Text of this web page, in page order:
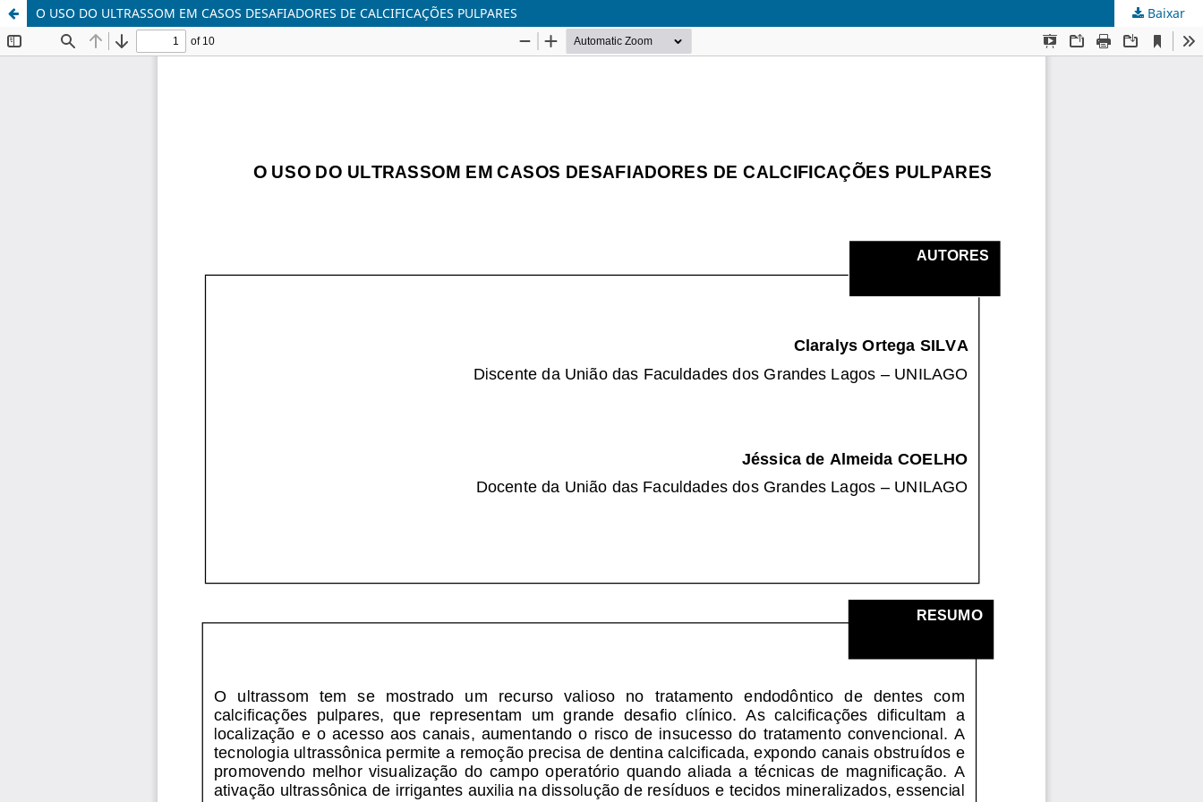
O USO DO ULTRASSOM EM CASOS DESAFIADORES DE CALCIFICAÇÕES PULPARES Baixar